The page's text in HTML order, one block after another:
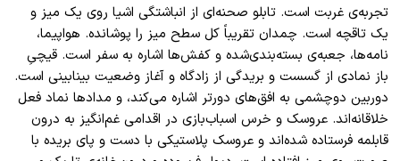
تجربه‌ی غربت‌ است. تابلو صحنه‌ای از انباشتگی اشیا روی یک میز و
یک تاقچه است. چمدان تقریباً کل سطح میز را پوشانده. هواپیما،
نامه‌ها، جعبه‌ی بسته‌بندی‌شده و کفش‌ها اشاره به سفر است. قیچیِ
باز نمادی از گسست و بریدگی از زادگاه و آغاز وضعیت بینابینی است.
دوربین دوچشمی به افق‌های دورتر اشاره می‌کند، و مدادها نماد فعل
خلاقانه‌اند. عروسک و خرس اسباب‌بازی در اقدامی غم‌انگیز به درون
قابلمه فرستاده شده‌اند و عروسک پلاستیکی با دست ‌و پای بریده با